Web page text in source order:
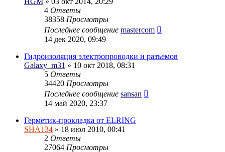
4 Ответы
38358 Просмотры
Последнее сообщение mastercom
14 дек 2020, 09:49
Гидроизоляция электропроводки и разъемов
Galaxy_m31 » 10 окт 2018, 08:31
5 Ответы
34420 Просмотры
Последнее сообщение sansan
14 май 2020, 23:37
Герметик-прокладка от ELRING
SHA134 » 18 июл 2010, 00:41
2 Ответы
27064 Просмотры